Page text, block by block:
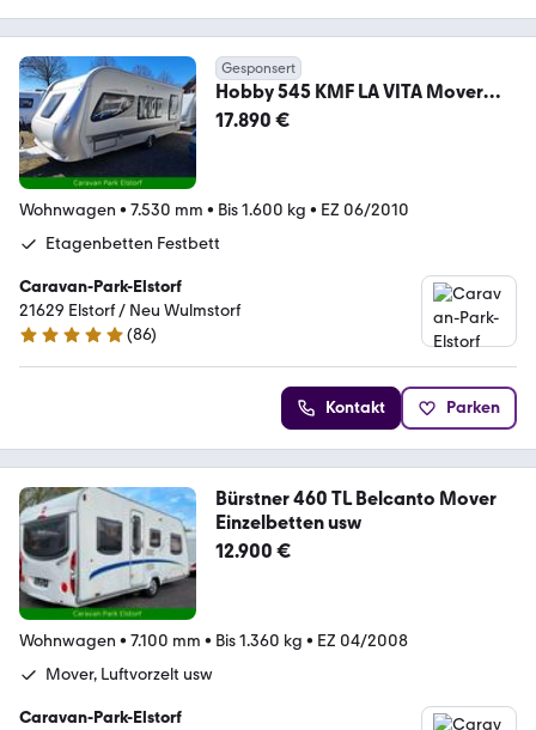
Gesponsert
Hobby 545 KMF LA VITA Mover
Autark Vorzelt usw
17.890 €
Wohnwagen • 7.530 mm • Bis 1.600 kg • EZ 06/2010
Etagenbetten Festbett
Caravan-Park-Elstorf
21629 Elstorf / Neu Wulmstorf
5 Sterne
(86)
Kontakt Parken
Bürstner 460 TL Belcanto Mover
Einzelbetten usw
12.900 €
Wohnwagen • 7.100 mm • Bis 1.360 kg • EZ 04/2008
Mover, Luftvorzelt usw
Caravan-Park-Elstorf